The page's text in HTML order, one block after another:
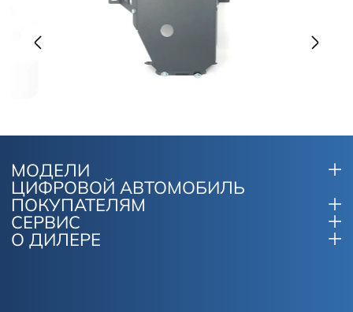
МОДЕЛИ
ЦИФРОВОЙ АВТОМОБИЛЬ
ПОКУПАТЕЛЯМ
СЕРВИС
О ДИЛЕРЕ